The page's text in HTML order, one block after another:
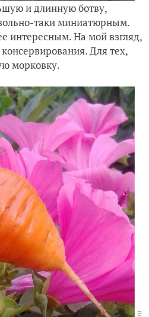
и длинную ботву,
таки миниатюрным.
интересным. На мой взгляд,
Для тех,
морковку.